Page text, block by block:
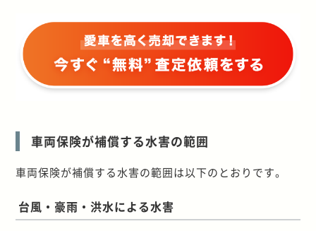
車両保険が補償する水害の範囲
車両保険が補償する水害の範囲は以下のとおりです。
台風・豪雨・洪水による水害